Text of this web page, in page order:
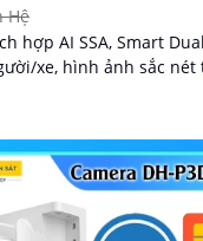
Hệ
hợp AI SSA, Smart
xe, hình ảnh sắc